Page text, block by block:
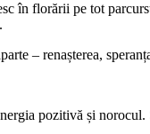
în florării pe tot
– renașterea,
pozitivă și